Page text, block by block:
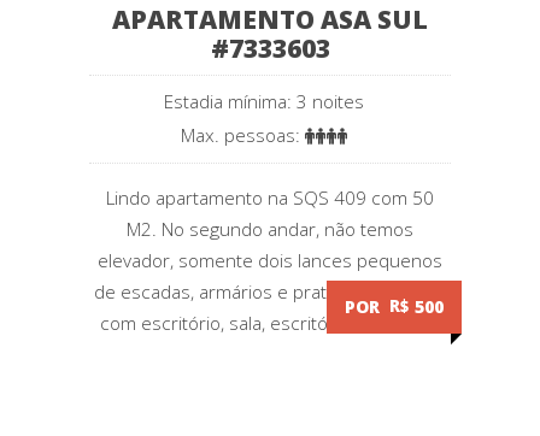
APARTAMENTO ASA SUL
#7333603
Estadia mínima: 3 noites
Max. pessoas:
Lindo apartamento na SQS 409 com 50
M2. No segundo andar, não temos
elevador, somente dois lances pequenos
de escadas, armários e prateleiras, quarto
com escritório, sala, escritório, cozinha,...
POR R$ 500